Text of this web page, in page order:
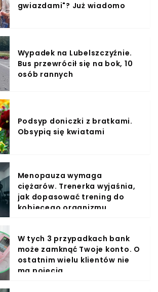
gwiazdami"? Już wiadomo
Wypadek na Lubelszczyźnie.
Bus przewrócił się na bok, 10
osób rannych
Podsyp doniczki z bratkami.
Obsypią się kwiatami
Menopauza wymaga
ciężarów. Trenerka wyjaśnia,
jak dopasować trening do
kobiecego organizmu
W tych 3 przypadkach bank
może zamknąć Twoje konto. O
ostatnim wielu klientów nie
ma pojęcia